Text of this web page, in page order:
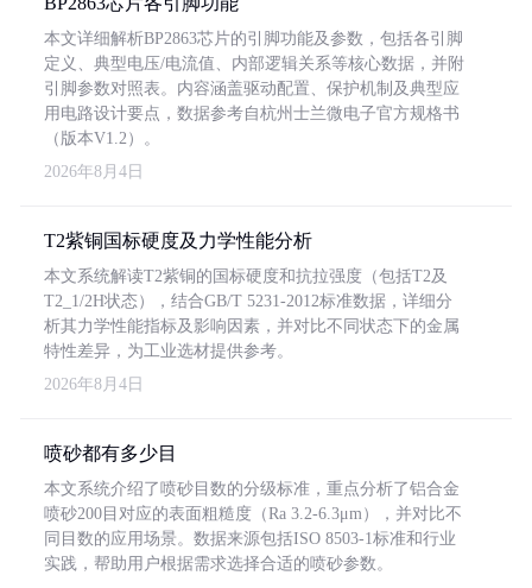
本文详细解析BP2863芯片的引脚功能及参数，包括各引脚
定义、典型电压/电流值、内部逻辑关系等核心数据，并附
引脚参数对照表。内容涵盖驱动配置、保护机制及典型应
用电路设计要点，数据参考自杭州士兰微电子官方规格书
（版本V1.2）。
2026年8月4日
T2紫铜国标硬度及力学性能分析
本文系统解读T2紫铜的国标硬度和抗拉强度（包括T2及
T2_1/2H状态），结合GB/T 5231-2012标准数据，详细分
析其力学性能指标及影响因素，并对比不同状态下的金属
特性差异，为工业选材提供参考。
2026年8月4日
喷砂都有多少目
本文系统介绍了喷砂目数的分级标准，重点分析了铝合金
喷砂200目对应的表面粗糙度（Ra 3.2-6.3μm），并对比不
同目数的应用场景。数据来源包括ISO 8503-1标准和行业
实践，帮助用户根据需求选择合适的喷砂参数。